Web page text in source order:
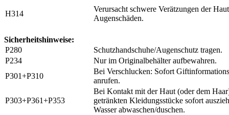
H314
Verursacht schwere Verätzungen der
Augenschäden.
Sicherheitshinweise:
P280
Schutzhandschuhe/Augenschutz tragen.
P234
Nur im Originalbehälter aufbewahren.
P301+P310
Bei Verschlucken: Sofort
anrufen.
P303+P361+P353
Bei Kontakt mit der Haut (oder dem
getränkten Kleidungsstücke sofort
Wasser abwaschen/duschen.